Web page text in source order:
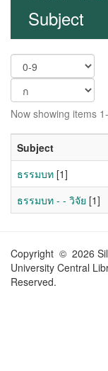
Subject
Now showing items
Subject
ธรรมบท [1]
ธรรมบท - - วิจัย [1]
Copyright © 2026
University Central
Reserved.